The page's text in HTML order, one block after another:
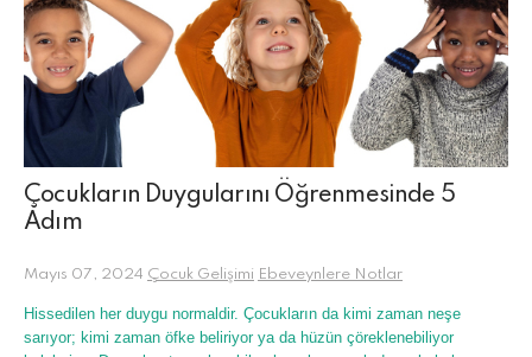
Çocukların Duygularını Öğrenmesinde 5
Adım
Mayıs 07, 2024 Çocuk Gelişimi Ebeveynlere Notlar
Hissedilen her duygu normaldir. Çocukların da kimi zaman neşe
sarıyor; kimi zaman öfke beliriyor ya da hüzün çöreklenebiliyor